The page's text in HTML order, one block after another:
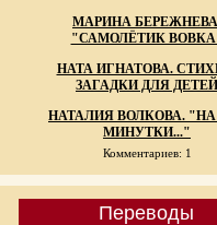
МАРИНА
"САМОЛЁТИК
НАТА ИГНАТОВА.
ЗАГАДКИ ДЛЯ ДЕТЕЙ
НАТАЛИЯ ВОЛКОВА. "НА
МИНУТКИ..."
Комментариев: 1
Переводы